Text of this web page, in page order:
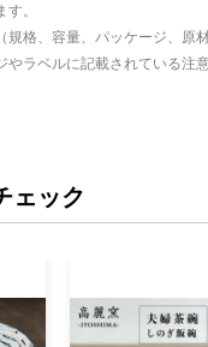
。
格、容量、パッケージ、原
ラベルに記載されている注
ェック